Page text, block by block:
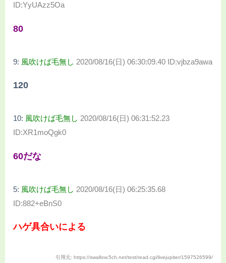
ID:YyUAzz5Oa
80
9: 風吹けば毛無し 2020/08/16(日) 06:30:09.40 ID:vjbza9awa
120
10: 風吹けば毛無し 2020/08/16(日) 06:31:52.23
ID:XR1moQgk0
60だな
5: 風吹けば毛無し 2020/08/16(日) 06:25:35.68
ID:882+eBnS0
ハゲ具合いによる
引用元: https://swallow.5ch.net/test/read.cgi/livejupiter/1597526599/